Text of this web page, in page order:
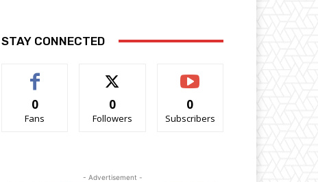
STAY CONNECTED
0
Fans
0
Followers
0
Subscribers
- Advertisement -